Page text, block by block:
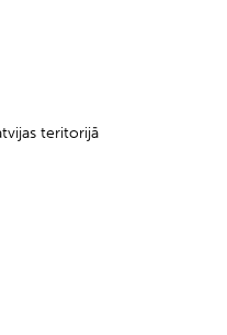
teritorijā